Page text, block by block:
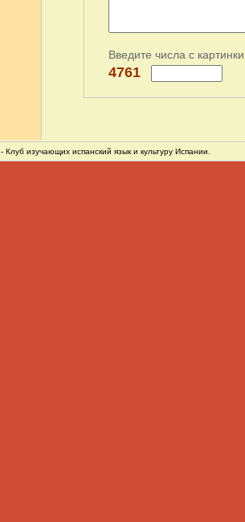
Введите числа с
4761
- Клуб изучающих испанский язык и культуру Испании.